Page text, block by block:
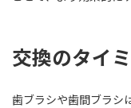
交換のタイ
歯ブラシや歯間ブラシ